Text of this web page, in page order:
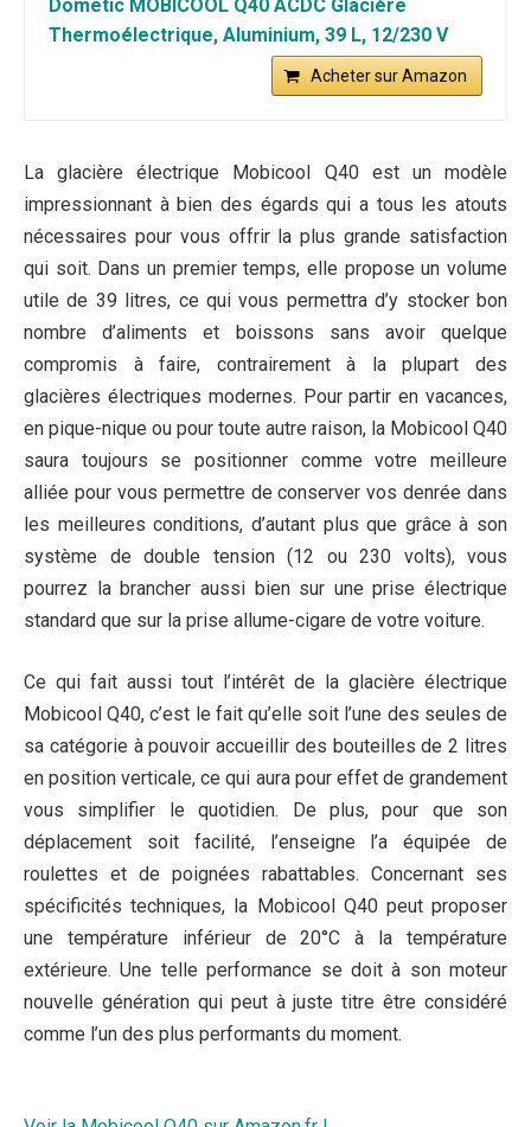
Dometic MOBICOOL Q40 ACDC Glacière
Thermoélectrique, Aluminium, 39 L, 12/230 V
Acheter sur Amazon
La glacière électrique Mobicool Q40 est un modèle
impressionnant à bien des égards qui a tous les atouts
nécessaires pour vous offrir la plus grande satisfaction
qui soit. Dans un premier temps, elle propose un volume
utile de 39 litres, ce qui vous permettra d’y stocker bon
nombre d’aliments et boissons sans avoir quelque
compromis à faire, contrairement à la plupart des
glacières électriques modernes. Pour partir en vacances,
en pique-nique ou pour toute autre raison, la Mobicool Q40
saura toujours se positionner comme votre meilleure
alliée pour vous permettre de conserver vos denrée dans
les meilleures conditions, d’autant plus que grâce à son
système de double tension (12 ou 230 volts), vous
pourrez la brancher aussi bien sur une prise électrique
standard que sur la prise allume-cigare de votre voiture.
Ce qui fait aussi tout l’intérêt de la glacière électrique
Mobicool Q40, c’est le fait qu’elle soit l’une des seules de
sa catégorie à pouvoir accueillir des bouteilles de 2 litres
en position verticale, ce qui aura pour effet de grandement
vous simplifier le quotidien. De plus, pour que son
déplacement soit facilité, l’enseigne l’a équipée de
roulettes et de poignées rabattables. Concernant ses
spécificités techniques, la Mobicool Q40 peut proposer
une température inférieur de 20°C à la température
extérieure. Une telle performance se doit à son moteur
nouvelle génération qui peut à juste titre être considéré
comme l’un des plus performants du moment.